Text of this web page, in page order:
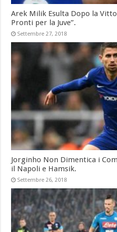
Arek Milik Esulta Dopo la
Pronti per la Juve”.
Settembre 27, 2018
Jorginho Non Dimentica i
il Napoli e Hamsik.
Settembre 26, 2018